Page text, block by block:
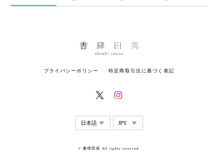
プライバシーポリシー 特定商取引法に基づく表記
© 書肆田高 All rights reserved.